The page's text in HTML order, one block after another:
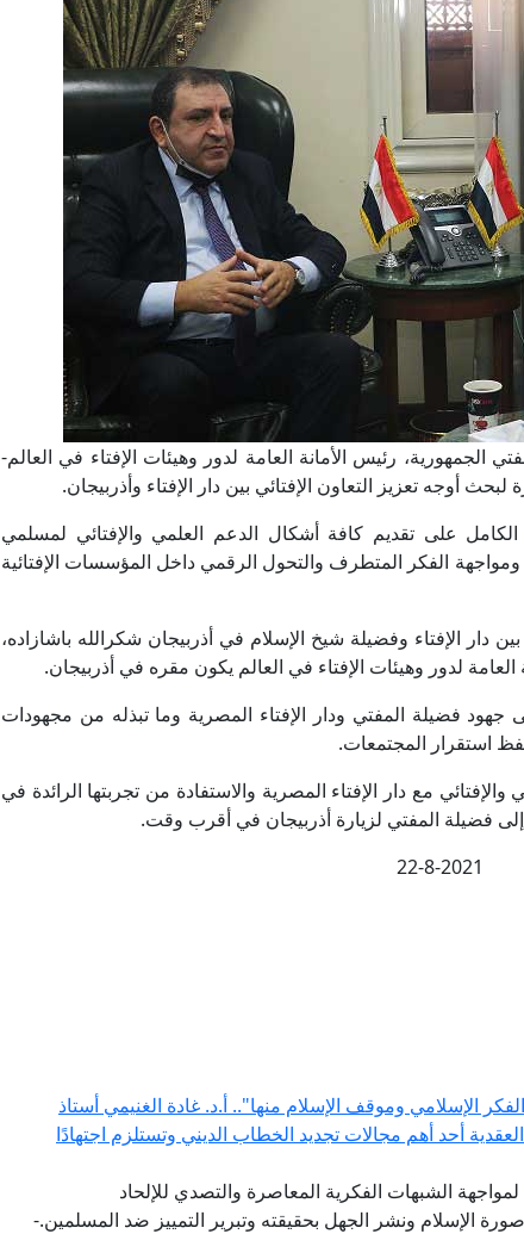
الجمهورية، رئيس الأمانة العامة لدور وهيئات الإفتاء في العالم-
أوجه تعزيز التعاون الإفتائي بين دار الإفتاء وأذربيجان.
الكامل على تقديم كافة أشكال الدعم العلمي والإفتائي لمسلمي
الفكر المتطرف والتحول الرقمي داخل المؤسسات الإفتائية
دار الإفتاء وفضيلة شيخ الإسلام في أذربيجان شكرالله باشازاده،
العامة لدور وهيئات الإفتاء في العالم يكون مقره في أذربيجان.
فضيلة المفتي ودار الإفتاء المصرية وما تبذله من مجهودات
استقرار المجتمعات.
مع دار الإفتاء المصرية والاستفادة من تجربتها الرائدة في
فضيلة المفتي لزيارة أذربيجان في أقرب وقت.
22-8-2021
الإسلامي وموقف الإسلام منها".. أ.د. غادة الغنيمي أستاذ
أحد أهم مجالات تجديد الخطاب الديني وتستلزم اجتهادًا
الشبهات الفكرية المعاصرة والتصدي للإلحاد
الإسلام ونشر الجهل بحقيقته وتبرير التمييز ضد المسلمين.-